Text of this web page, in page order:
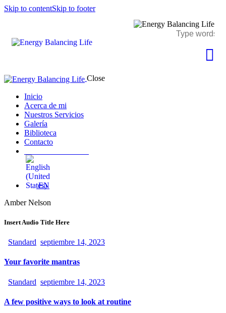
Skip to contentSkip to footer
Close
Inicio
Acerca de mi
Nuestros Servicios
Galería
Biblioteca
Contacto
EN
Amber Nelson
Insert Audio Title Here
Standard septiembre 14, 2023
Your favorite mantras
Standard septiembre 14, 2023
A few positive ways to look at routine